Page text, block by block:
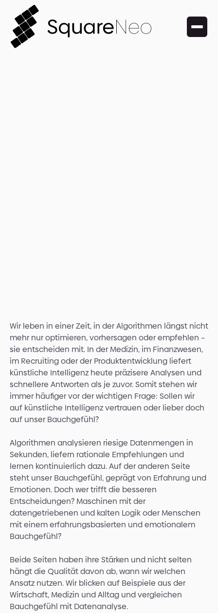
Wir leben in einer Zeit, in der Algorithmen längst nicht
mehr nur optimieren, vorhersagen oder empfehlen –
sie entscheiden mit. In der Medizin, im Finanzwesen,
im Recruiting oder der Produktentwicklung liefert
künstliche Intelligenz heute präzisere Analysen und
schnellere Antworten als je zuvor. Somit stehen wir
immer häufiger vor der wichtigen Frage: Sollen wir
auf künstliche Intelligenz vertrauen oder lieber doch
auf unser Bauchgefühl?
Algorithmen analysieren riesige Datenmengen in
Sekunden, liefern rationale Empfehlungen und
lernen kontinuierlich dazu. Auf der anderen Seite
steht unser Bauchgefühl, geprägt von Erfahrung und
Emotionen. Doch wer trifft die besseren
Entscheidungen? Maschinen mit der
datengetriebenen und kalten Logik oder Menschen
mit einem erfahrungsbasierten und emotionalem
Bauchgefühl?
Beide Seiten haben ihre Stärken und nicht selten
hängt die Qualität davon ab, wann wir welchen
Ansatz nutzen. Wir blicken auf Beispiele aus der
Wirtschaft, Medizin und Alltag und vergleichen
Bauchgefühl mit Datenanalyse.